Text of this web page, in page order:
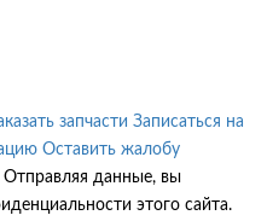
запчасти Записаться на
Оставить жалобу
Отправляя данные, вы
этого сайта.